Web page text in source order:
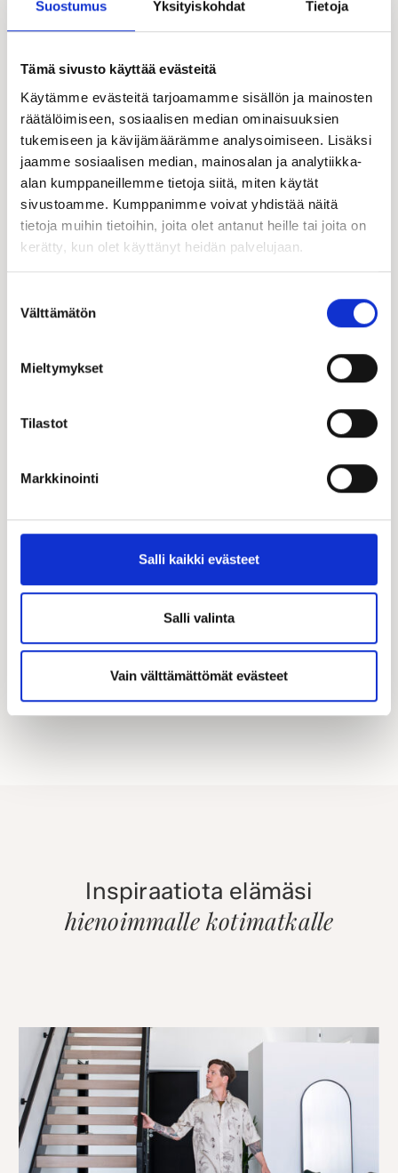
Suostumus Yksityiskohdat Tietoja
Tämä sivusto käyttää evästeitä
Käytämme evästeitä tarjoamamme sisällön ja mainosten
räätälöimiseen, sosiaalisen median ominaisuuksien
tukemiseen ja kävijämäärämme analysoimiseen. Lisäksi
jaamme sosiaalisen median, mainosalan ja analytiikka-
alan kumppaneillemme tietoja siitä, miten käytät
sivustoamme. Kumppanimme voivat yhdistää näitä
tietoja muihin tietoihin, joita olet antanut heille tai joita on
kerätty, kun olet käyttänyt heidän palvelujaan.
valinta
Välttämätön
Mieltymykset
Tilastot
Markkinointi
Salli kaikki evästeet
Salli valinta
Vain välttämättömät evästeet
Hyödynnä Kastellin tarjoamat merkittävät
kampanjamme.
KATSO KAIKKI KAMPANJAT
Inspiraatiota elämäsi
hienoimmalle kotimatkalle